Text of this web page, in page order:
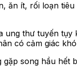
ăn ít, rối loạn
ung thư tuyến
có cảm giác
song hầu